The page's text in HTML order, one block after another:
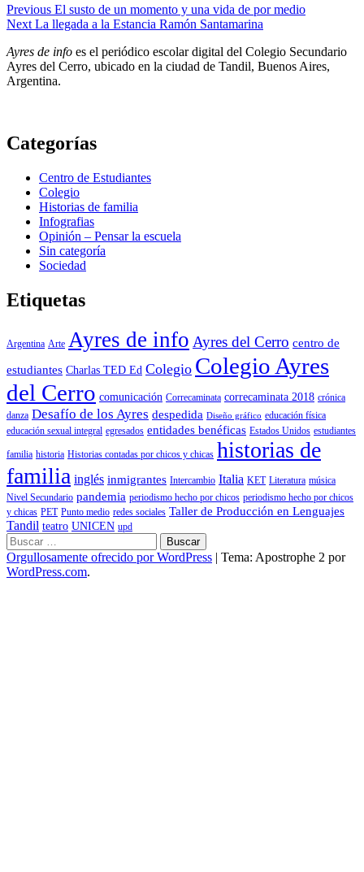
Navegación
de
entradas
Previous El susto de un momento y una vida de por medio
Next La llegada a la Estancia Ramón Santamarina
Ayres de info es el periódico escolar digital del Colegio Secundario
Ayres del Cerro, ubicado en la ciudad de Tandil, Buenos Aires,
Argentina.
Categorías
Centro de Estudiantes
Colegio
Historias de familia
Infografias
Opinión – Pensar la escuela
Sin categoría
Sociedad
Etiquetas
Argentina Arte Ayres de info Ayres del Cerro centro de
estudiantes Charlas TED Ed Colegio Colegio Ayres
del Cerro comunicación Correcaminata correcaminata 2018 crónica
danza Desafío de los Ayres despedida Diseño gráfico educación física
educación sexual integral egresados entidades benéficas Estados Unidos estudiantes
familia historia Historias contadas por chicos y chicas historias de
familia inglés inmigrantes Intercambio Italia KET Literatura música
Nivel Secundario pandemia periodismo hecho por chicos periodismo hecho por chicos
y chicas PET Punto medio redes sociales Taller de Producción en Lenguajes
Tandil teatro UNICEN upd
Buscar:
Orgullosamente ofrecido por WordPress | Tema: Apostrophe 2 por
WordPress.com.